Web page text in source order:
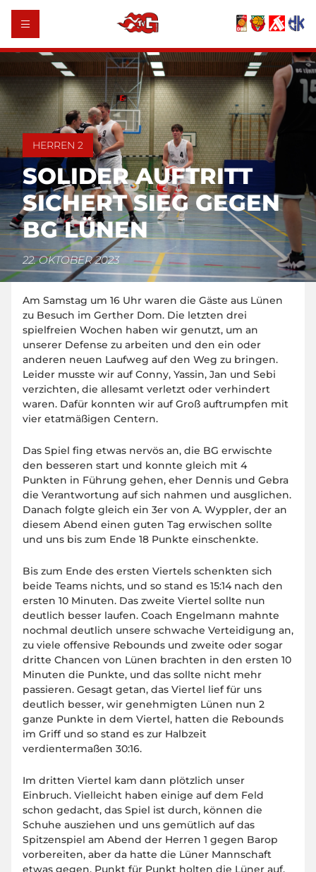
HERREN 2
SOLIDER AUFTRITT
SICHERT SIEG GEGEN
BG LÜNEN
22. OKTOBER 2023
Am Samstag um 16 Uhr waren die Gäste aus Lünen
zu Besuch im Gerther Dom. Die letzten drei
spielfreien Wochen haben wir genutzt, um an
unserer Defense zu arbeiten und den ein oder
anderen neuen Laufweg auf den Weg zu bringen.
Leider musste wir auf Conny, Yassin, Jan und Sebi
verzichten, die allesamt verletzt oder verhindert
waren. Dafür konnten wir auf Groß auftrumpfen mit
vier etatmäßigen Centern.
Das Spiel fing etwas nervös an, die BG erwischte
den besseren start und konnte gleich mit 4
Punkten in Führung gehen, eher Dennis und Gebra
die Verantwortung auf sich nahmen und ausglichen.
Danach folgte gleich ein 3er von A. Wyppler, der an
diesem Abend einen guten Tag erwischen sollte
und uns bis zum Ende 18 Punkte einschenkte.
Bis zum Ende des ersten Viertels schenkten sich
beide Teams nichts, und so stand es 15:14 nach den
ersten 10 Minuten. Das zweite Viertel sollte nun
deutlich besser laufen. Coach Engelmann mahnte
nochmal deutlich unsere schwache Verteidigung an,
zu viele offensive Rebounds und zweite oder sogar
dritte Chancen von Lünen brachten in den ersten 10
Minuten die Punkte, und das sollte nicht mehr
passieren. Gesagt getan, das Viertel lief für uns
deutlich besser, wir genehmigten Lünen nun 2
ganze Punkte in dem Viertel, hatten die Rebounds
im Griff und so stand es zur Halbzeit
verdientermaßen 30:16.
Im dritten Viertel kam dann plötzlich unser
Einbruch. Vielleicht haben einige auf dem Feld
schon gedacht, das Spiel ist durch, können die
Schuhe ausziehen und uns gemütlich auf das
Spitzenspiel am Abend der Herren 1 gegen Barop
vorbereiten, aber da hatte die Lüner Mannschaft
etwas gegen. Punkt für Punkt holten die Lüner auf,